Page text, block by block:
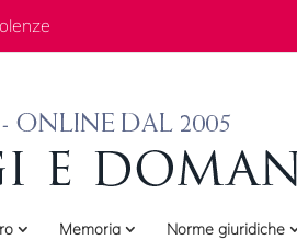
Memoria Norme giuridiche